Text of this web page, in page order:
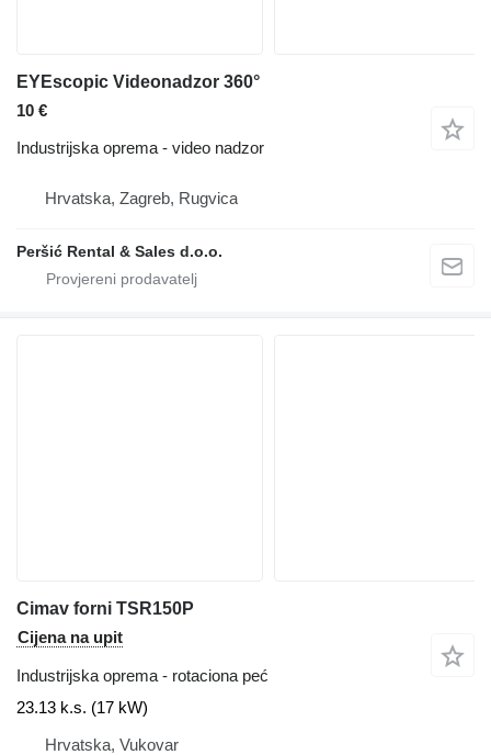
EYEscopic Videonadzor 360°
10 €
Industrijska oprema - video nadzor
Hrvatska, Zagreb, Rugvica
Peršić Rental & Sales d.o.o.
Cimav forni TSR150P
Cijena na upit
Industrijska oprema - rotaciona peć
23.13 k.s. (17 kW)
Hrvatska, Vukovar